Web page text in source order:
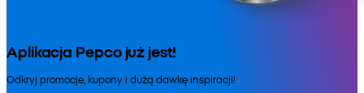
Aplikacja Pepco już jest!
Odkryj promocje, kupony i dużą dawkę inspiracji!